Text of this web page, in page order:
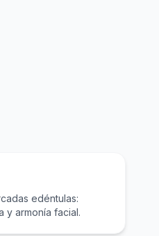
edéntulas:
y armonía facial.